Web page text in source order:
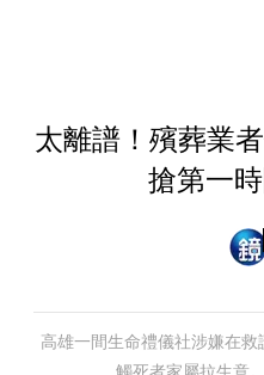
太離譜！殯葬業
搶第一
高雄一間生命禮儀社涉嫌在